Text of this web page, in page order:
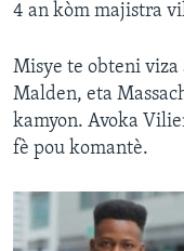
4 an kòm majistra
Misye te obteni
Malden, eta
kamyon. Avoka
fè pou komantè.